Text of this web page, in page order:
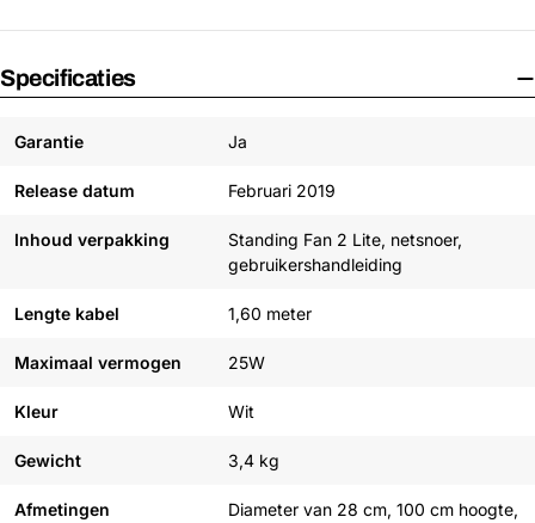
Specificaties
Garantie Ja
Release datum Februari 2019
Inhoud verpakking
Standing Fan 2 Lite, netsnoer,
gebruikershandleiding
Lengte kabel 1,60 meter
Maximaal vermogen 25W
Kleur Wit
Gewicht 3,4 kg
Afmetingen
Diameter van 28 cm, 100 cm hoogte,